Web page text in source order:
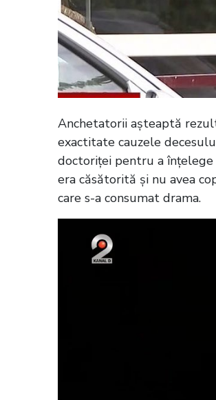
Anchetatorii așteaptă
exactitate cauzele
doctoriței pentru a înțelege
era căsătorită și nu avea
care s-a consumat drama.